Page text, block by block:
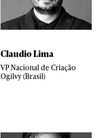
Claudio Lima
VP Nacional de Criação
Ogilvy (Brasil)